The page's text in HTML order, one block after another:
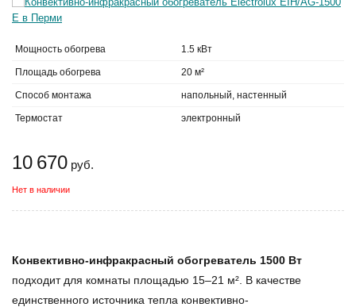
Мощность обогрева 1.5 кВт
Площадь обогрева 20 м²
Способ монтажа напольный, настенный
Термостат электронный
10 670 руб.
Нет в наличии
Конвективно-инфракрасный обогреватель 1500 Вт
подходит для комнаты площадью 15–21 м². В качестве
единственного источника тепла конвективно-